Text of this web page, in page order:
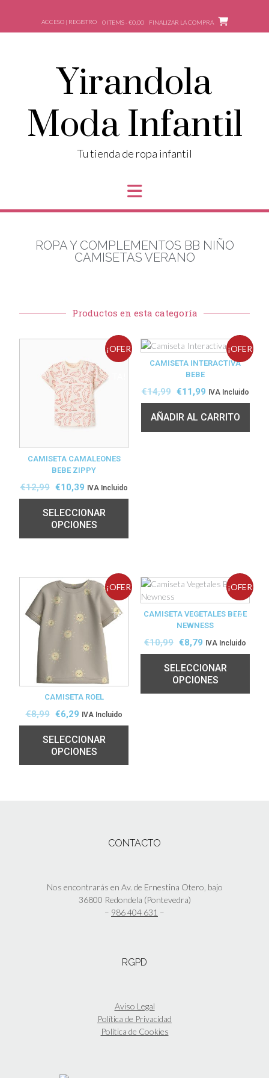
ACCESO | REGISTRO 0 ITEMS - €0,00 FINALIZAR LA COMPRA
Yirandola
Moda Infantil
Tu tienda de ropa infantil
ROPA Y COMPLEMENTOS BB NIÑO
CAMISETAS VERANO
Productos en esta categoría
¡OFER
CAMISETA CAMALEONES
BEBE ZIPPY
€12,99 €10,39 IVA Incluido
SELECCIONAR
OPCIONES
¡OFER
CAMISETA INTERACTIVA
BEBE
€14,99 €11,99 IVA Incluido
AÑADIR AL CARRITO
¡OFER
TA!
CAMISETA ROEL
€8,99 €6,29 IVA Incluido
SELECCIONAR
OPCIONES
¡OFER
TA!
CAMISETA VEGETALES BEBE
NEWNESS
€10,99 €8,79 IVA Incluido
SELECCIONAR
OPCIONES
CONTACTO
Nos encontrarás en Av. de Ernestina Otero, bajo
36800 Redondela (Pontevedra)
– 986 404 631 –
RGPD
Aviso Legal
Política de Privacidad
Política de Cookies